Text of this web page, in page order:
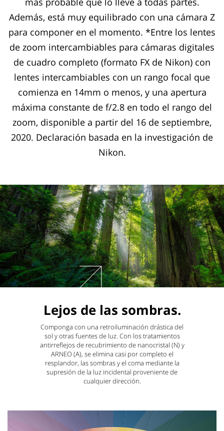
Además, está muy equilibrado con una cámara Z
para componer en el momento. *Entre los lentes
de zoom intercambiables para cámaras digitales
de cuadro completo (formato FX de Nikon) con
lentes intercambiables con un rango focal que
comienza en 14mm o menos, y una apertura
máxima constante de f/2.8 en todo el rango del
zoom, disponible a partir del 16 de septiembre,
2020. Declaración basada en la investigación de
Nikon.
Lejos de las sombras.
Componga con una retroiluminación drástica del
sol y otras fuentes de luz. Con los tratamientos
antirreflejos de recubrimiento de nanocristal (N) y
ARNEO (A), se elimina casi por completo el
resplandor, las sombras y el coma mediante la
supresión de la luz incidental proveniente de
cualquier dirección.